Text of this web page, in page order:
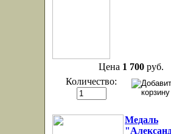
Цена 1 700 руб.
Количество:
Медаль